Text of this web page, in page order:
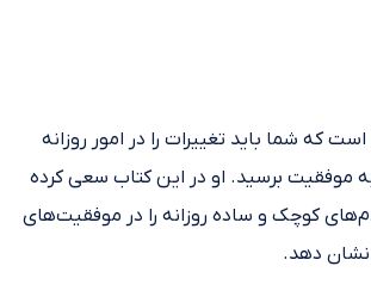
که شما باید تغییرات را در امور روزانه
موفقیت برسید. او در این کتاب سعی کرده
کوچک و ساده روزانه را در موفقیت‌های
نشان دهد.